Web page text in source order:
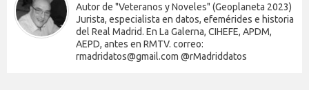
Autor de "Veteranos y Noveles" (Geoplaneta 2023)
Jurista, especialista en datos, efemérides e historia
del Real Madrid. En La Galerna, CIHEFE, APDM,
AEPD, antes en RMTV. correo:
rmadridatos@gmail.com @rMadriddatos